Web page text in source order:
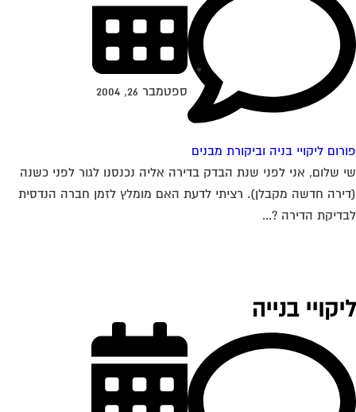
ליקויי בניה וביקורת מבנים
ספטמבר 26, 2004
שלום, אני לפני שנת הבדק בדירה אליה נכנסנו לגור לפני כשנה
חדשה מקבלן). רציתי לדעת האם מומלץ לזמן חברה הנדסית
הדירה ?...
בנייה